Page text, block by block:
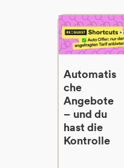
Automatis
che
Angebote
– und du
hast die
Kontrolle